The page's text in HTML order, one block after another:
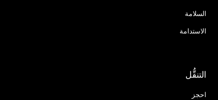
السلامة
الاستدامة
التنقُّل
احجز